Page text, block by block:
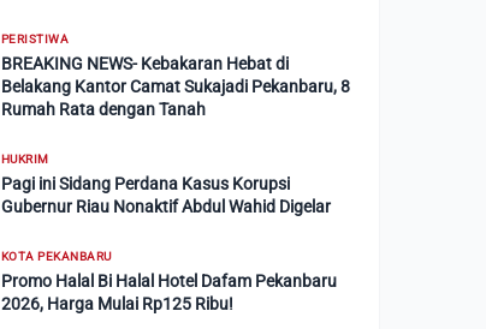
PERISTIWA
BREAKING NEWS- Kebakaran Hebat di
Belakang Kantor Camat Sukajadi Pekanbaru, 8
Rumah Rata dengan Tanah
HUKRIM
Pagi ini Sidang Perdana Kasus Korupsi
Gubernur Riau Nonaktif Abdul Wahid Digelar
KOTA PEKANBARU
Promo Halal Bi Halal Hotel Dafam Pekanbaru
2026, Harga Mulai Rp125 Ribu!